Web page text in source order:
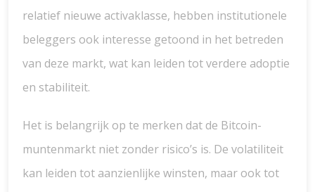
relatief nieuwe activaklasse, hebben institutionele
beleggers ook interesse getoond in het betreden
van deze markt, wat kan leiden tot verdere adoptie
en stabiliteit.
Het is belangrijk op te merken dat de Bitcoin-
muntenmarkt niet zonder risico’s is. De volatiliteit
kan leiden tot aanzienlijke winsten, maar ook tot